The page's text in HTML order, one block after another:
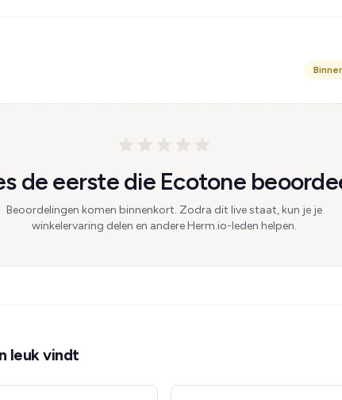
de eerste die Ecotone
Beoordelingen komen binnenkort. Zodra dit live staat, kun je je
winkelervaring delen en andere Herm.io-leden helpen.
leuk vindt